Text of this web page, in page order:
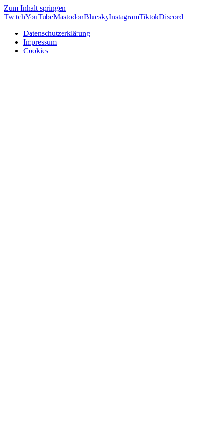
Zum Inhalt springen
TwitchYouTubeMastodonBlueskyInstagramTiktokDiscord
Datenschutzerklärung
Impressum
Cookies